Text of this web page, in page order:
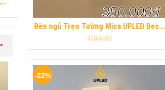
Đèn ngủ Treo Tường Mica UPLED Decor
phòng ngủ hình khối chữ nhật Hiện Đại
350.000đ
450.000đ
-22%